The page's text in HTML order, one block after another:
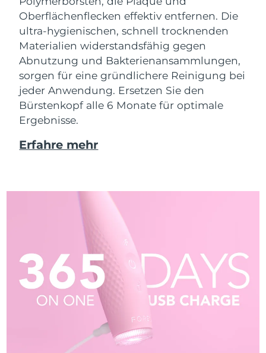
Oberflächenflecken effektiv entfernen. Die
ultra-hygienischen, schnell trocknenden
Materialien widerstandsfähig gegen
Abnutzung und Bakterienansammlungen,
sorgen für eine gründlichere Reinigung bei
jeder Anwendung. Ersetzen Sie den
Bürstenkopf alle 6 Monate für optimale
Ergebnisse.
Erfahre mehr